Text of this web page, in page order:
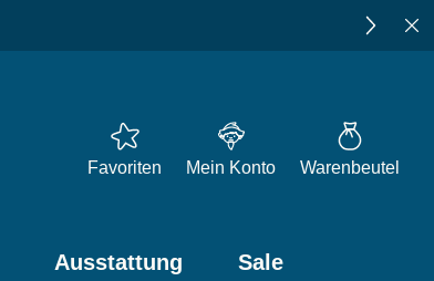
Favoriten Mein Konto Warenbeutel
Ausstattung Sale